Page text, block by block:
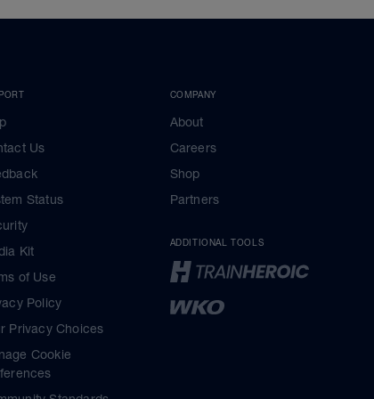
Us
Status
Kit
of Use
Policy
Privacy Choices
Cookie
COMPANY
About
Careers
Shop
Partners
ADDITIONAL TOOLS